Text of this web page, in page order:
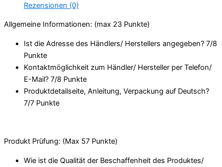
Rezensionen (0)
Allgemeine Informationen: (max 23 Punkte)
Ist die Adresse des Händlers/ Herstellers angegeben? 7/8
Punkte
Kontaktmöglichkeit zum Händler/ Hersteller per Telefon/
E-Mail? 7/8 Punkte
Produktdetailseite, Anleitung, Verpackung auf Deutsch?
7/7 Punkte
Produkt Prüfung: (Max 57 Punkte)
Wie ist die Qualität der Beschaffenheit des Produktes/